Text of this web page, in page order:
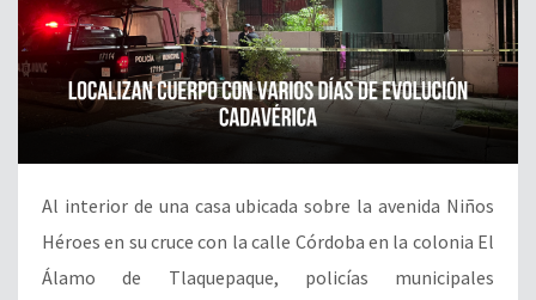
Al interior de una casa ubicada sobre la avenida Niños
Héroes en su cruce con la calle Córdoba en la colonia El
Álamo de Tlaquepaque, policías municipales